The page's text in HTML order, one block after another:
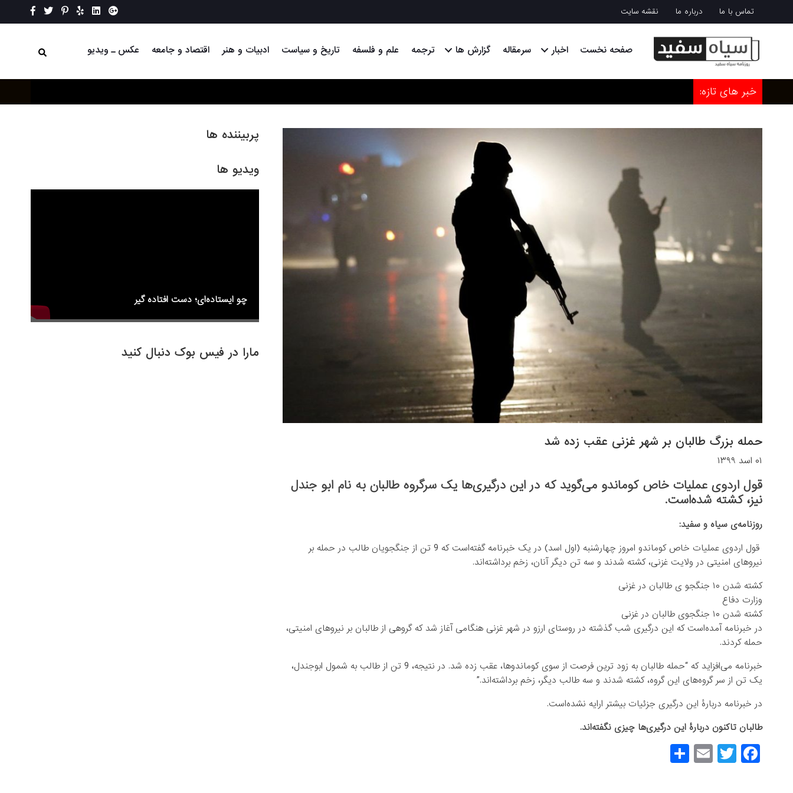
تماس با ما درباره ما نقشه سایت
صفحه نخست اخبار سرمقاله گزارش ها ترجمه علم و فلسفه تاریخ و سیاست ادبیات و هنر اقتصاد و جامعه عکس ـ ویدیو
خبر های تازه:
پربیننده ها
ویدیو ها
چو ایستاده‌ای؛ دست افتاده گیر
مارا در فیس بوک دنبال کنید
حمله بزرگ طالبان بر شهر غزنی عقب زده شد
۰۱ اسد ۱۳۹۹
قول اردوی عملیات خاص کوماندو می‌گوید که در این درگیری‌ها یک سرگروه طالبان به نام ابو جندل
نیز، کشته شده‌است.
روزنامه‌ی سیاه و سفید:
قول اردوی عملیات خاص کوماندو امروز چهارشنبه (اول اسد) در یک خبرنامه گفته‌است که 9 تن از جنگجویان طالب در حمله بر
نیروهای امنیتی در ولایت غزنی، کشته شدند و سه تن دیگر آنان، زخم برداشته‌اند.
کشته شدن ۱۰ جنگجو ی طالبان در غزنی
وزارت دفاع
کشته شدن ۱۰ جنگجوی طالبان در غزنی
در خبرنامه آمده‌است که این درگیری شب گذشته در روستای ارزو در شهر غزنی هنگامی آغاز شد که گروهی از طالبان بر نیروهای امنیتی،
حمله کردند.
خبرنامه می‌افزاید که “حمله طالبان به زود ترین فرصت از سوی کوماندوها، عقب زده شد. در نتیجه، 9 تن از طالب به شمول ابوجندل،
یک تن از سر گروه‌های این گروه، کشته شدند و سه طالب دیگر، زخم برداشته‌اند.”
در خبرنامه دربارۀ این درگیری جزئیات بیشتر ارایه نشده‌است.
طالبان تاکنون دربارۀ این درگیری‌ها چیزی نگفته‌اند.
F
a
T
wi
E
m